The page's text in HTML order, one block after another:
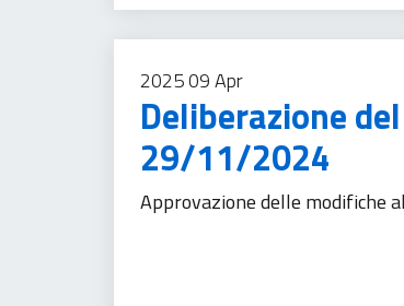
202509Apr
Deliberazione
29/11/2024
Approvazione delle modifiche